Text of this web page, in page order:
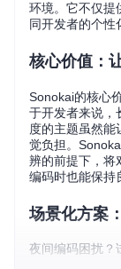
环境。它不仅提
同开发者的个性
核心价值：
Sonokai的核心
于开发者来说，
度的主题虽然
觉负担。
辨的前提下，将
编码时也能保持
场景化方案
夜间编码困扰？